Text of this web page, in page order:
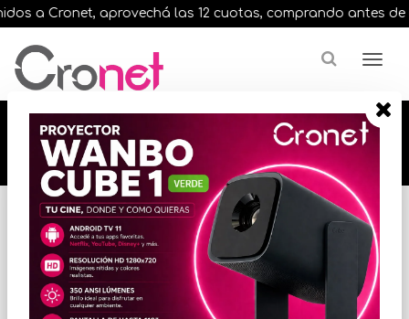
a Cronet, aprovechá las 12 cuotas, comprando antes de
🔥🔥🔥 12 cuotas, en todos nuestros artículos,
comprando antes de las 13 hrs. envíos en el
día 🔥🔥🔥
Inicio
VARIOS INFORMATICA
ACCESORIOS VARIOS